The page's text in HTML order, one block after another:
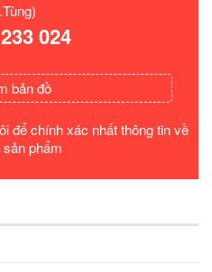
024
bản đồ
để chính xác nhất thông tin về
phẩm